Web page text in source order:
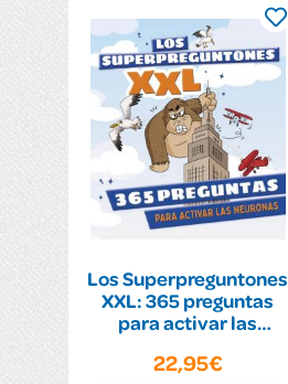
Los Superpreguntones
XXL: 365 preguntas
para activar las
22,95€